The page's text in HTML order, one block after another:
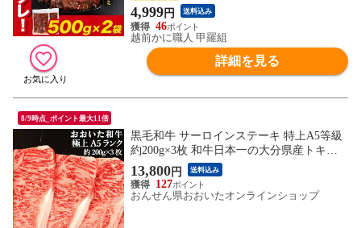
4,999円 送料込み
46
越前かに職人 甲羅組
詳細を見る
8/9時点_ポイント最大11倍
黒毛和牛 サーロインステーキ 特上A5等級
約200g×3枚 和牛日本一の大分県産トキハ
インダストリーから直送 【送料込】
13,800円 送料込み
127
おんせん県おおいたオンラインショップ